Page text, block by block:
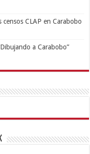
CLAP en Carabobo
a Carabobo”